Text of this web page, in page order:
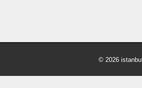
© 2026